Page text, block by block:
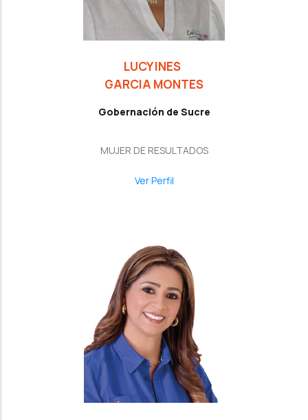
LUCY INES
GARCIA MONTES
Gobernación de Sucre
MUJER DE RESULTADOS
Ver Perfil